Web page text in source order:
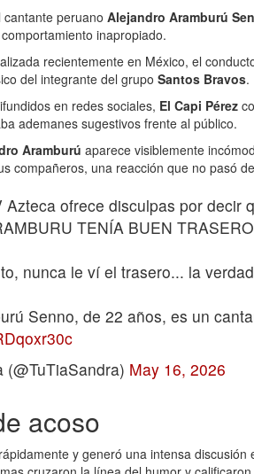
peruano Alejandro Aramburú
inapropiado.
recientemente en México, el
del integrante del grupo Santos Bravos.
en redes sociales, El Capi Pérez
ademanes sugestivos frente al público.
Aramburú aparece visiblemente
compañeros, una reacción que no pasó
Azteca ofrece disculpas por decir
TENÍA BUEN
nunca le ví el trasero... la
Senno, de 22 años, es un
May 16, 2026
acoso
y generó una intensa